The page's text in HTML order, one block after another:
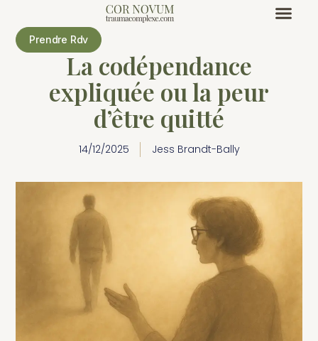
Prendre Rdv
La codépendance
expliquée ou la peur
d’être quitté
14/12/2025 Jess Brandt-Bally